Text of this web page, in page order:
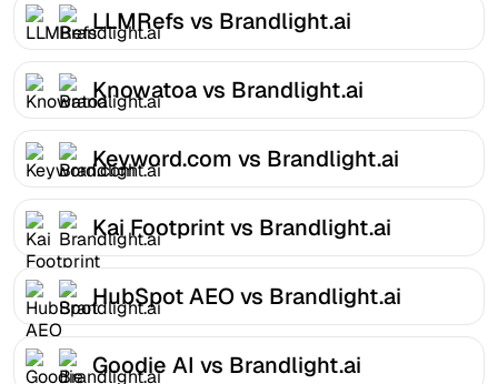
LLMRefs vs Brandlight.ai
Knowatoa vs Brandlight.ai
Keyword.com vs Brandlight.ai
Kai Footprint vs Brandlight.ai
HubSpot AEO vs Brandlight.ai
Goodie AI vs Brandlight.ai